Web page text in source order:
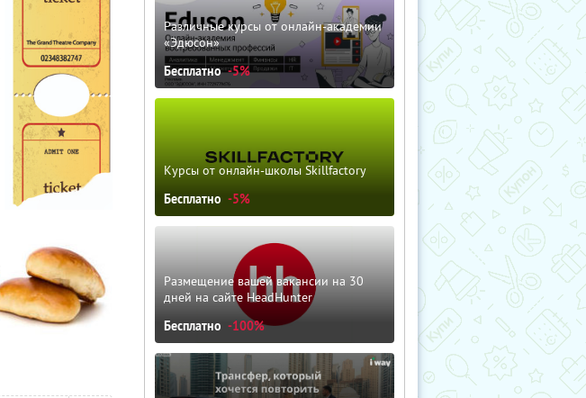
Различные курсы от онлайн-академии
«Эдюсон»
Бесплатно -5%
Курсы от онлайн-школы Skillfactory
Бесплатно -5%
Размещение вашей вакансии на 30
дней на сайте HeadHunter
Бесплатно -100%